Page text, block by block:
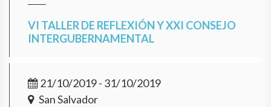
VI TALLER DE REFLEXIÓN Y XXI CONSEJO
INTERGUBERNAMENTAL
21/10/2019 - 31/10/2019
San Salvador